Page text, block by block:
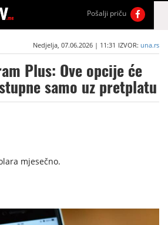
Pošalji priču
Nedjelja, 07.06.2026 | 11:31 IZVOR: una.rs
Plus: Ove opcije će
samo uz pretplatu
mjesečno.